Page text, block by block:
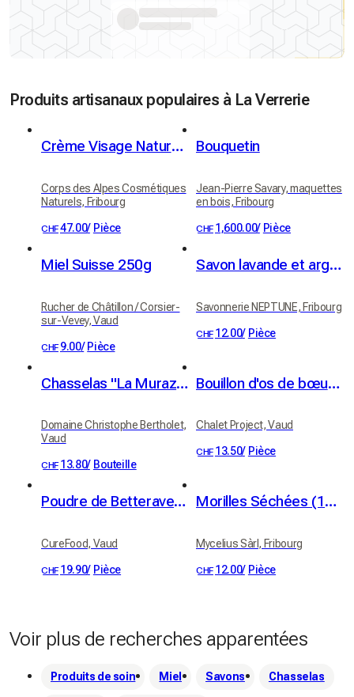
Produits artisanaux populaires à La Verrerie
Crème Visage Naturelle Fleur d'Immortelle
Corps des Alpes Cosmétiques
Naturels, Fribourg
CHF47.00/ Pièce
Bouquetin
Jean-Pierre Savary, maquettes
en bois, Fribourg
CHF 1,600.00/ Pièce
Miel Suisse 250g
Rucher de Châtillon / Corsier-
sur-Vevey, Vaud
CHF 9.00/ Pièce
Savon lavande et argile blanche - bio
Savonnerie NEPTUNE, Fribourg
CHF 12.00/ Pièce
Chasselas "La Muraz" Grand Cru, Villeneuve, AOC Chablais, Christophe Bertholet 70cl
Domaine Christophe Bertholet,
Vaud
CHF 13.80/ Bouteille
Bouillon d'os de bœuf bio
Chalet Project, Vaud
CHF 13.50/ Pièce
Poudre de Betterave Rouge
CureFood, Vaud
CHF 19.90/ Pièce
Morilles Séchées (10g)
Mycelius Sàrl, Fribourg
CHF 12.00/ Pièce
Voir plus de recherches apparentées
Produits de soin Miel Savons Chasselas